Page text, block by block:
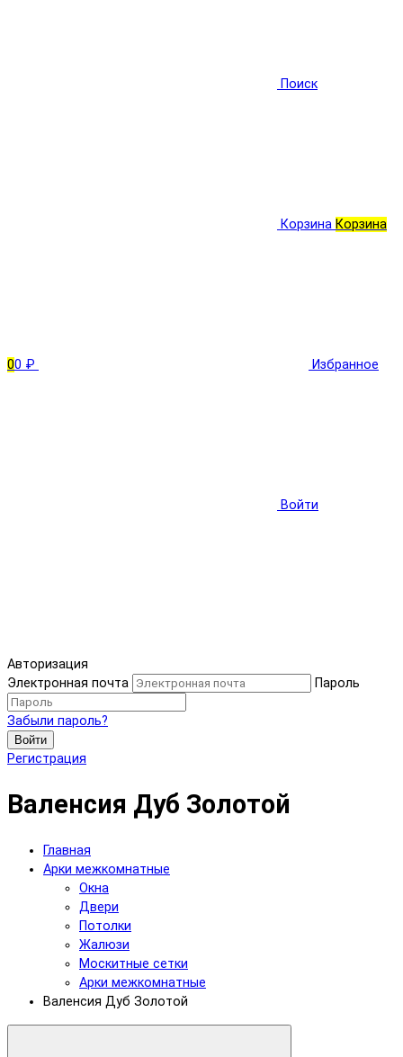
Поиск
Корзина Корзина
00 ₽ Избранное
Войти
Авторизация
Электронная почта
Пароль
Забыли пароль?
Войти
Регистрация
Валенсия Дуб Золотой
Главная
Арки межкомнатные
Окна
Двери
Потолки
Жалюзи
Москитные сетки
Арки межкомнатные
Валенсия Дуб Золотой